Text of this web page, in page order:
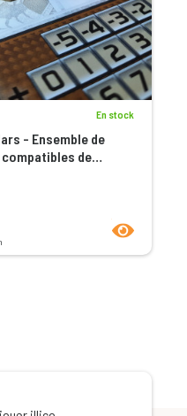
En stock
- Ensemble de
de